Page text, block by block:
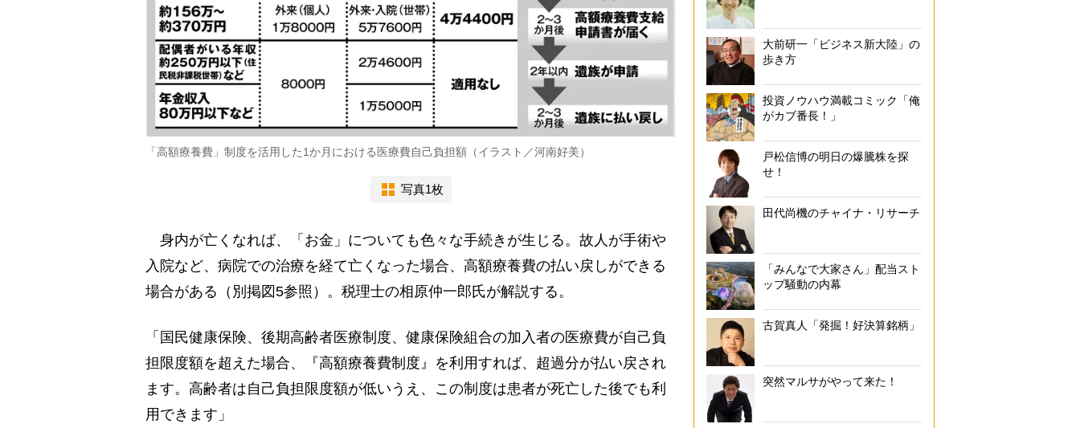
「高額療養費」制度を活用した1か月における医療費自己負担額（イラスト／河南好美）
写真1枚
身内が亡くなれば、「お金」についても色々な手続きが生じる。故人が手術や
入院など、病院での治療を経て亡くなった場合、高額療養費の払い戻しができる
場合がある（別掲図5参照）。税理士の相原仲一郎氏が解説する。
「国民健康保険、後期高齢者医療制度、健康保険組合の加入者の医療費が自己負
担限度額を超えた場合、『高額療養費制度』を利用すれば、超過分が払い戻され
ます。高齢者は自己負担限度額が低いうえ、この制度は患者が死亡した後でも利
用できます」
大前研一「ビジネス新大陸」の
歩き方
投資ノウハウ満載コミック「俺
がカブ番長！」
戸松信博の明日の爆騰株を探
せ！
田代尚機のチャイナ・リサーチ
「みんなで大家さん」配当スト
ップ騒動の内幕
古賀真人「発掘！好決算銘柄」
突然マルサがやって来た！